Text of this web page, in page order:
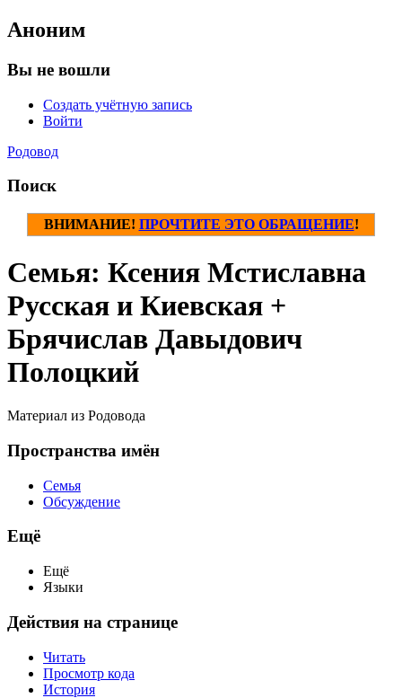
Аноним
Вы не вошли
Создать учётную запись
Войти
Родовод
Поиск
ВНИМАНИЕ! ПРОЧТИТЕ ЭТО ОБРАЩЕНИЕ!
Семья: Ксения Мстиславна
Русская и Киевская +
Брячислав Давыдович
Полоцкий
Материал из Родовода
Пространства имён
Семья
Обсуждение
Ещё
Ещё
Языки
Действия на странице
Читать
Просмотр кода
История